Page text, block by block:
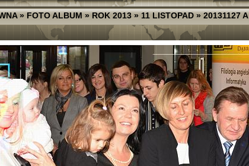
»FOTO ALBUM»ROK 2013»11 LISTOPAD»20131127 A